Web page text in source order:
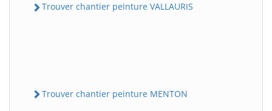
Trouver chantier peinture VALLAURIS
Trouver chantier peinture MENTON